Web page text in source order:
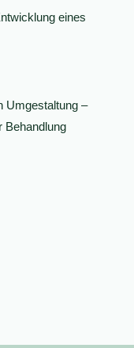
eines
Umgestaltung –
Behandlung